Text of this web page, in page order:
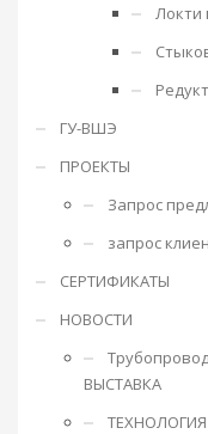
Локти
ГУ-ВШЭ
ПРОЕКТЫ
Запрос
запрос
СЕРТИФИКАТЫ
НОВОСТИ
ВЫСТАВКА
ТЕХНОЛОГИЯ